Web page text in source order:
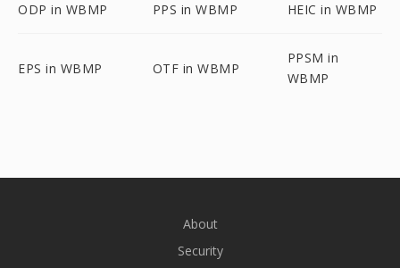
ODP in WBMP PPS in WBMP HEIC in WBMP
EPS in WBMP OTF in WBMP
PPSM in
WBMP
About
Security